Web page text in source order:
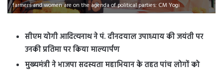
farmers and women are on the agenda of political parties: CM Yogi
सीएम योगी आदित्यनाथ ने पं. दीनदयाल उपाध्याय की जयंती पर
उनकी प्रतिमा पर किया माल्यार्पण
मुख्यमंत्री ने भाजपा सदस्यता महाभियान के तहत पांच लोगों को